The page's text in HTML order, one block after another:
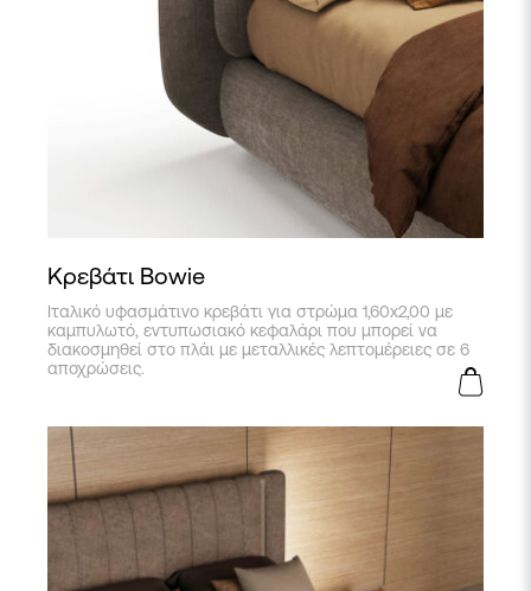
Κρεβάτι Bowie
Ιταλικό υφασμάτινο κρεβάτι για στρώμα 1,60x2,00 με
καμπυλωτό, εντυπωσιακό κεφαλάρι που μπορεί να
διακοσμηθεί στο πλάι με μεταλλικές λεπτομέρειες σε 6
αποχρώσεις.